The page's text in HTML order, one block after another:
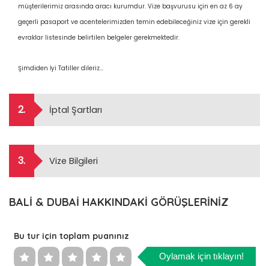
müşterilerimiz arasında aracı kurumdur. Vize başvurusu için en az 6 ay
geçerli pasaport ve acentelerimizden temin edebileceğiniz vize için gerekli
evraklar listesinde belirtilen belgeler gerekmektedir.
Şimdiden İyi Tatiller dileriz...
2. İptal Şartları
3. Vize Bilgileri
BALİ & DUBAİ HAKKINDAKİ GÖRÜŞLERİNİZ
Bu tur için toplam puanınız
Oylamak için tıklayın!